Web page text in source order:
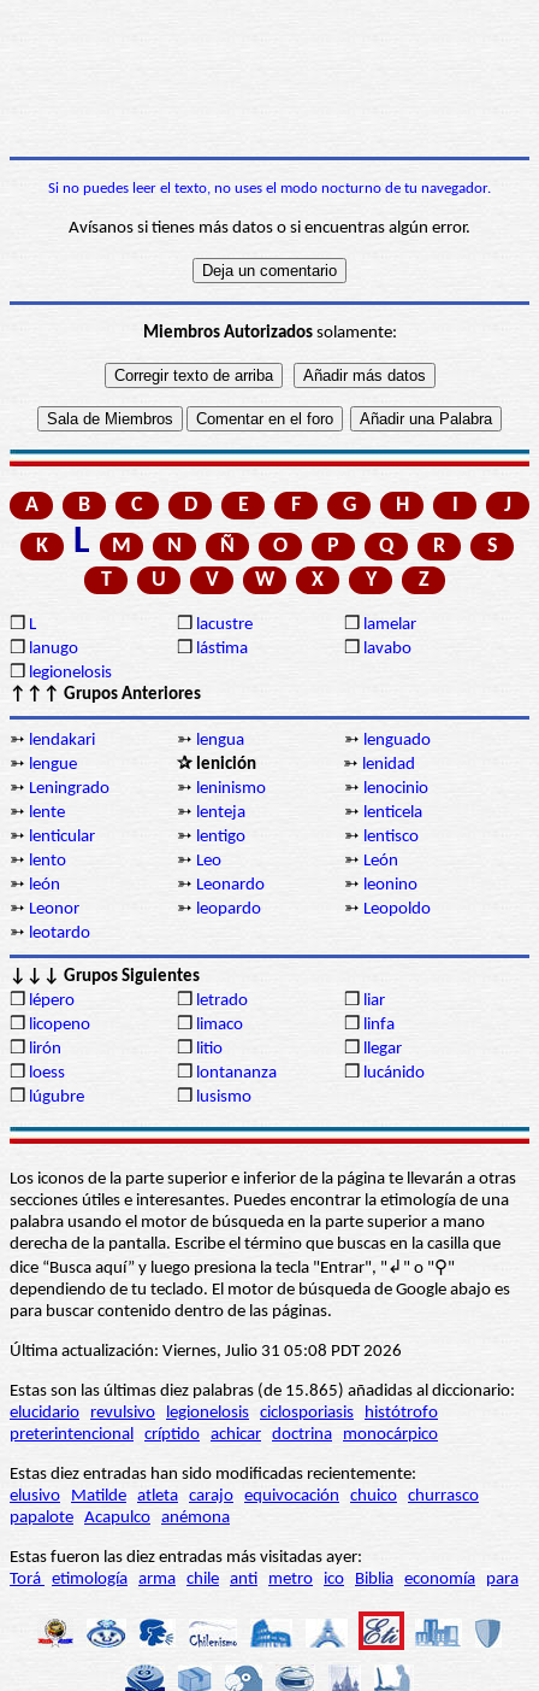
Si no puedes leer el texto, no uses el modo nocturno de tu navegador.
Avísanos si tienes más datos o si encuentras algún error.
Miembros Autorizadossolamente:
A B C D E F G H I
J
K
L M N Ñ O P Q R
S
T
U V W X Y Z
❒ L ❒ lacustre ❒ lamelar
❒ lanugo ❒ lástima ❒ lavabo
❒ legionelosis
↑↑↑ Grupos Anteriores
➳ lendakari ➳ lengua ➳ lenguado
➳ lengue ✰ lenición ➳ lenidad
➳ Leningrado ➳ leninismo ➳ lenocinio
➳ lente ➳ lenteja ➳ lenticela
➳ lenticular ➳ lentigo ➳ lentisco
➳ lento ➳ Leo ➳ León
➳ león ➳ Leonardo ➳ leonino
➳ Leonor ➳ leopardo ➳ Leopoldo
➳ leotardo
↓↓↓ Grupos Siguientes
❒ lépero ❒ letrado ❒ liar
❒ licopeno ❒ limaco ❒ linfa
❒ lirón ❒ litio ❒ llegar
❒ loess ❒ lontananza ❒ lucánido
❒ lúgubre ❒ lusismo
Los iconos de la parte superior e inferior de la página te llevarán a otras
secciones útiles e interesantes. Puedes encontrar la etimología de una
palabra usando el motor de búsqueda en la parte superior a mano
derecha de la pantalla. Escribe el término que buscas en la casilla que
dice “Busca aquí” y luego presiona la tecla "Entrar", "↲" o "⚲"
dependiendo de tu teclado. El motor de búsqueda de Google abajo es
para buscar contenido dentro de las páginas.
Última actualización: Viernes, Julio 31 05:08 PDT 2026
Estas son las últimas diez palabras (de 15.865) añadidas al diccionario:
elucidario
revulsivo legionelosis ciclosporiasis
histótrofo
preterintencional críptido achicar doctrina monocárpico
Estas diez entradas han sido modificadas recientemente:
elusivo
Matilde atleta carajo equivocación chuico churrasco
papalote Acapulco anémona
Estas fueron las diez entradas más visitadas ayer:
Torá etimología arma chile anti metro ico Biblia economía para